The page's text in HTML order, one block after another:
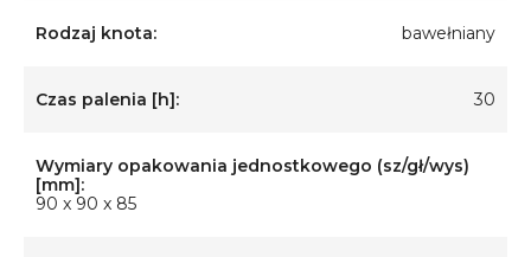
Rodzaj knota: bawełniany
Czas palenia [h]: 30
Wymiary opakowania jednostkowego (sz/gł/wys)
[mm]:
90 x 90 x 85